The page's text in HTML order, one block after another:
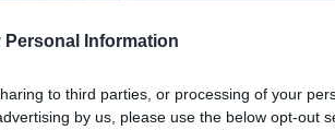
Personal Information
to third parties, or processing of your
by us, please use the below opt-out
Info om
4 jun 0